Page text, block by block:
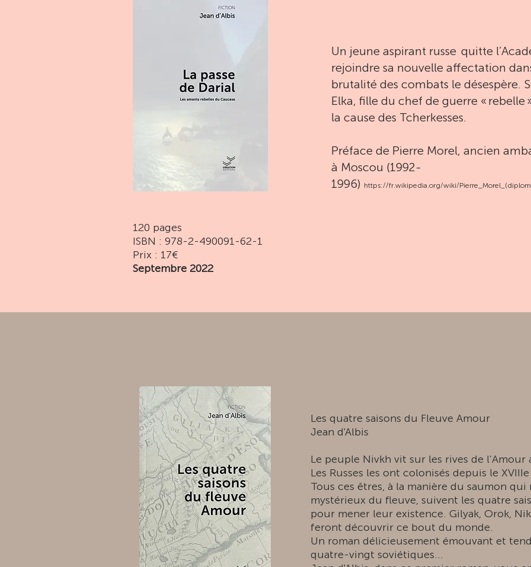
Un jeune aspirant russe quitte
rejoindre sa nouvelle affectation
brutalité des combats le désespère.
Elka, fille du chef de guerre « rebelle
la cause des Tcherkesses.
Préface de Pierre Morel, ancien
à Moscou (1992-
1996) https://fr.wikipedia.org/wiki/
120 pages
ISBN : 978-2-490091-62-1
Prix : 17€
Septembre 2022
Les quatre saisons du Fleuve Amour
Jean d'Albis
Le peuple Nivkh vit sur les rives de
Les Russes les ont colonisés depuis le
Tous ces êtres, à la manière du saumon qui
mystérieux du fleuve, suivent les quatre
pour mener leur existence. Gilyak, Orok,
feront découvrir ce bout du monde.
Un roman délicieusement émouvant et
quatre-vingt soviétiques...